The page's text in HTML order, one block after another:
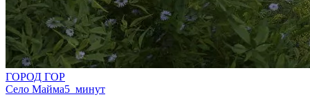
ГОРОД ГОР
Село Майма5 минут